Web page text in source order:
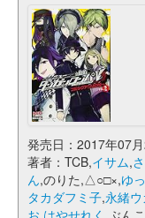
発売日：2017年07
著者：TCB,イサム,
ん,のりた,△○□×,ゆ
タカダフミ子,永緒ウ
お はやせれく ,ぶん